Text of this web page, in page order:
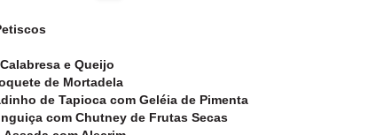
e Queijo
de Mortadela
de Tapioca com Geléia de Pimenta
com Chutney de Frutas Secas